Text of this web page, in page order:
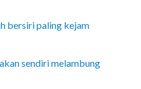
bersiri paling kejam
sendiri melambung